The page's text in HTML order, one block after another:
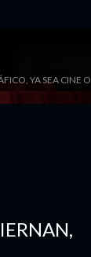
YA SEA CINE O